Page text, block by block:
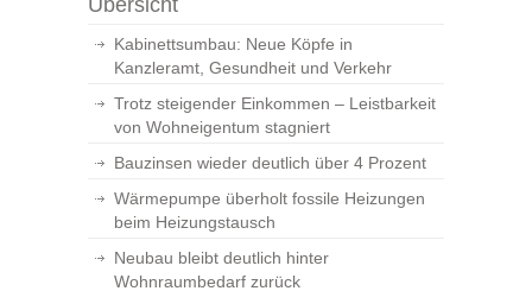
Übersicht
Kabinettsumbau: Neue Köpfe in
Kanzleramt, Gesundheit und Verkehr
Trotz steigender Einkommen – Leistbarkeit
von Wohneigentum stagniert
Bauzinsen wieder deutlich über 4 Prozent
Wärmepumpe überholt fossile Heizungen
beim Heizungstausch
Neubau bleibt deutlich hinter
Wohnraumbedarf zurück